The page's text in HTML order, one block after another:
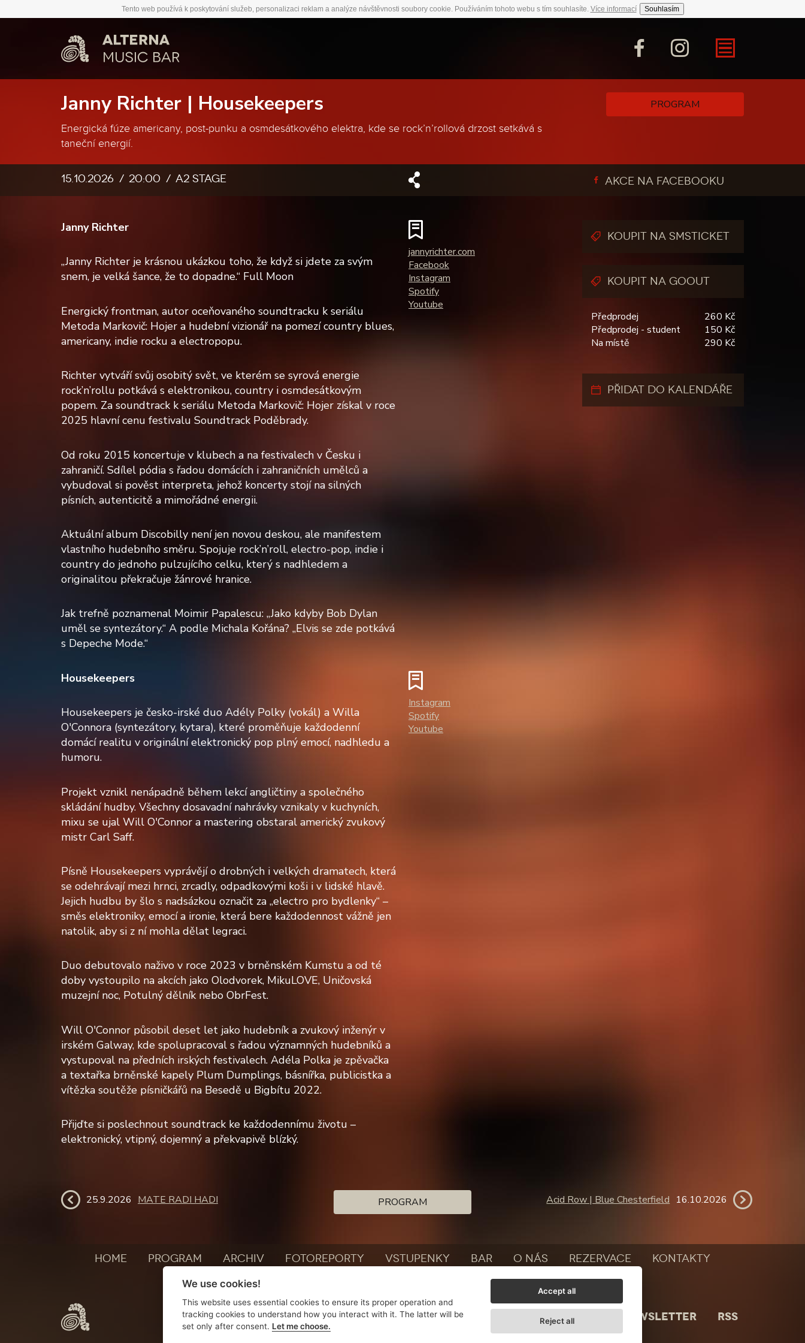
Tento web používá k poskytování služeb, personalizaci reklam a analýze návštěvnosti soubory cookie. Používáním tohoto webu s tím souhlasíte. Více informací Souhlasím
Janny Richter | Housekeepers
Energická fúze americany, post-punku a osmdesátkového elektra, kde se rock’n’rollová drzost setkává s
taneční energií.
PROGRAM
15.10.2026 20:00 A2 stage AKCE NA FACEBOOKU
Janny Richter
„Janny Richter je krásnou ukázkou toho, že když si jdete za svým
snem, je velká šance, že to dopadne.“ Full Moon
Energický frontman, autor oceňovaného soundtracku k seriálu
Metoda Markovič: Hojer a hudební vizionář na pomezí country blues,
americany, indie rocku a electropopu.
Richter vytváří svůj osobitý svět, ve kterém se syrová energie
rock’n’rollu potkává s elektronikou, country i osmdesátkovým
popem. Za soundtrack k seriálu Metoda Markovič: Hojer získal v roce
2025 hlavní cenu festivalu Soundtrack Poděbrady.
Od roku 2015 koncertuje v klubech a na festivalech v Česku i
zahraničí. Sdílel pódia s řadou domácích i zahraničních umělců a
vybudoval si pověst interpreta, jehož koncerty stojí na silných
písních, autenticitě a mimořádné energii.
Aktuální album Discobilly není jen novou deskou, ale manifestem
vlastního hudebního směru. Spojuje rock’n’roll, electro-pop, indie i
country do jednoho pulzujícího celku, který s nadhledem a
originalitou překračuje žánrové hranice.
Jak trefně poznamenal Moimir Papalescu: „Jako kdyby Bob Dylan
uměl se syntezátory.“ A podle Michala Kořána? „Elvis se zde potkává
s Depeche Mode.“
jannyrichter.com
Facebook
Instagram
Spotify
Youtube
Housekeepers
Housekeepers je česko-irské duo Adély Polky (vokál) a Willa
O'Connora (syntezátory, kytara), které proměňuje každodenní
domácí realitu v originální elektronický pop plný emocí, nadhledu a
humoru.
Projekt vznikl nenápadně během lekcí angličtiny a společného
skládání hudby. Všechny dosavadní nahrávky vznikaly v kuchyních,
mixu se ujal Will O'Connor a mastering obstaral americký zvukový
mistr Carl Saff.
Písně Housekeepers vyprávějí o drobných i velkých dramatech, která
se odehrávají mezi hrnci, zrcadly, odpadkovými koši i v lidské hlavě.
Jejich hudbu by šlo s nadsázkou označit za „electro pro bydlenky“ –
směs elektroniky, emocí a ironie, která bere každodennost vážně jen
natolik, aby si z ní mohla dělat legraci.
Duo debutovalo naživo v roce 2023 v brněnském Kumstu a od té
doby vystoupilo na akcích jako Olodvorek, MikuLOVE, Uničovská
muzejní noc, Potulný dělník nebo ObrFest.
Will O'Connor působil deset let jako hudebník a zvukový inženýr v
irském Galway, kde spolupracoval s řadou významných hudebníků a
vystupoval na předních irských festivalech. Adéla Polka je zpěvačka
a textařka brněnské kapely Plum Dumplings, básnířka, publicistka a
vítězka soutěže písničkářů na Besedě u Bigbítu 2022.
Přijďte si poslechnout soundtrack ke každodennímu životu –
elektronický, vtipný, dojemný a překvapivě blízký.
Instagram
Spotify
Youtube
KOUPIT NA SMSTICKET
KOUPIT NA GOOUT
Předprodej
260 Kč
Předprodej - student
150 Kč
Na místě
290 Kč
PŘIDAT DO KALENDÁŘE
25.9.2026 MATE RADI HADI PROGRAM Acid Row | Blue Chesterfield 16.10.2026
HOME PROGRAM ARCHIV FOTOREPORTY VSTUPENKY BAR O NÁS REZERVACE
KONTAKTY
NEWSLETTER RSS
We use cookies!
This website uses essential cookies to ensure its proper operation and
tracking cookies to understand how you interact with it. The latter will be
set only after consent. Let me choose.
Accept all
Reject all